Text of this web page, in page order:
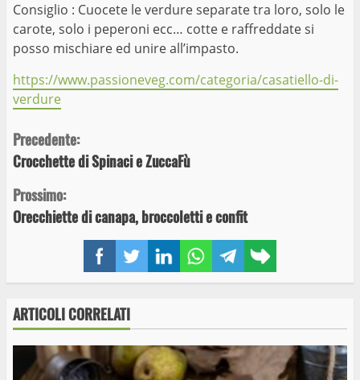
FacebookTwitterLinkedInWhatsAppTelegram
link
Consiglio : Cuocete le verdure separate tra loro, solo le
carote, solo i peperoni ecc… cotte e raffreddate si
posso mischiare ed unire all’impasto.
https://www.passioneveg.com/categoria/casatiello-di-
verdure
Continue
Reading
Precedente:
Crocchette di Spinaci e ZuccaFù
Prossimo:
Orecchiette di canapa, broccoletti e confit
ARTICOLI CORRELATI